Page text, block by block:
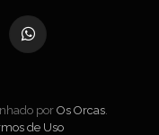
WhatsApp
por Os Orcas.
de Uso